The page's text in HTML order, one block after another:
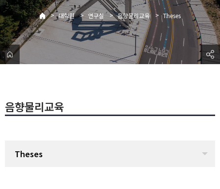
> 대학원 > 연구실 > 음향물리교육 > Theses
음향물리교육
Theses